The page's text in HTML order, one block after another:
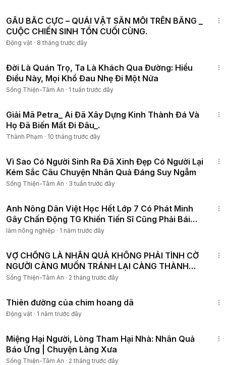
GẤU BẮC CỰC – QUÁI VẬT SĂN MỒI TRÊN BĂNG _
CUỘC CHIẾN SINH TỒN CUỐI CÙNG.
Động vật · 8 tháng trước đây
Đời Là Quán Trọ, Ta Là Khách Qua Đường: Hiểu
Điều Này, Mọi Khổ Đau Nhẹ Đi Một Nửa
Sống Thiện-Tâm An · 1 tuần trước đây
Giải Mã Petra_ Ai Đã Xây Dựng Kinh Thành Đá Và
Họ Đã Biến Mất Đi Đâu_.
Thành Phạm · 10 tháng trước đây
Vì Sao Có Người Sinh Ra Đã Xinh Đẹp Có Người Lại
Kém Sắc Câu Chuyện Nhân Quả Đáng Suy Ngẫm
Sống Thiện-Tâm An · 3 tuần trước đây
Anh Nông Dân Việt Học Hết Lớp 7 Có Phát Minh
Gây Chấn Động TG Khiến Tiến Sĩ Cũng Phải Bái
Phục
làm nông nghiệp · 1 năm trước đây
VỢ CHỒNG LÀ NHÂN QUẢ KHÔNG PHẢI TÌNH CỜ
NGƯỜI CÀNG MUỐN TRÁNH LẠI CÀNG THÀNH
DUYÊN
Sống Thiện-Tâm An · 2 tháng trước đây
Thiên đường của chim hoang dã
Động vật · 1 năm trước đây
Miệng Hại Người, Lòng Tham Hại Nhà: Nhân Quả
Báo Ứng | Chuyện Làng Xưa
Sống Thiện-Tâm An · 2 tháng trước đây